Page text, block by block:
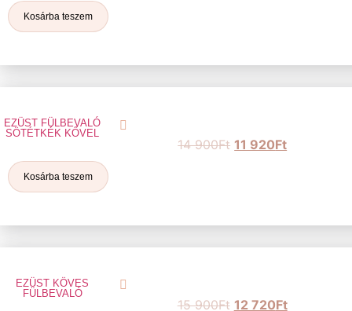
Kosárba teszem
EZÜST FÜLBEVALÓ
SÖTÉTKÉK KŐVEL
14 900Ft 11 920Ft
Kosárba teszem
EZÜST KÖVES
FÜLBEVALÓ
15 900Ft 12 720Ft